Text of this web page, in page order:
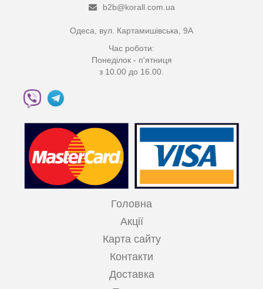
b2b@korall.com.ua
Одеса, вул. Картамишівська, 9А
Час роботи:
Понеділок - п'ятниця
з 10.00 до 16.00.
Головна
Акції
Карта сайту
Контакти
Доставка